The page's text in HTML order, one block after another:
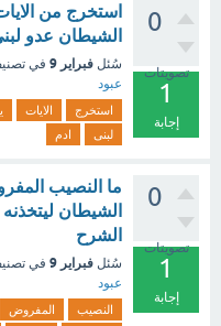
0
تصويتات
1
إجابة
استخرج من
الشيطان عدو
سُئل فبراير 9 في
عبود
استخرج الايات
لبنى
ادم
0
تصويتات
1
إجابة
ما النصيب
الشيطان
الشرح
سُئل فبراير 9 في
عبود
النصيب المفروض